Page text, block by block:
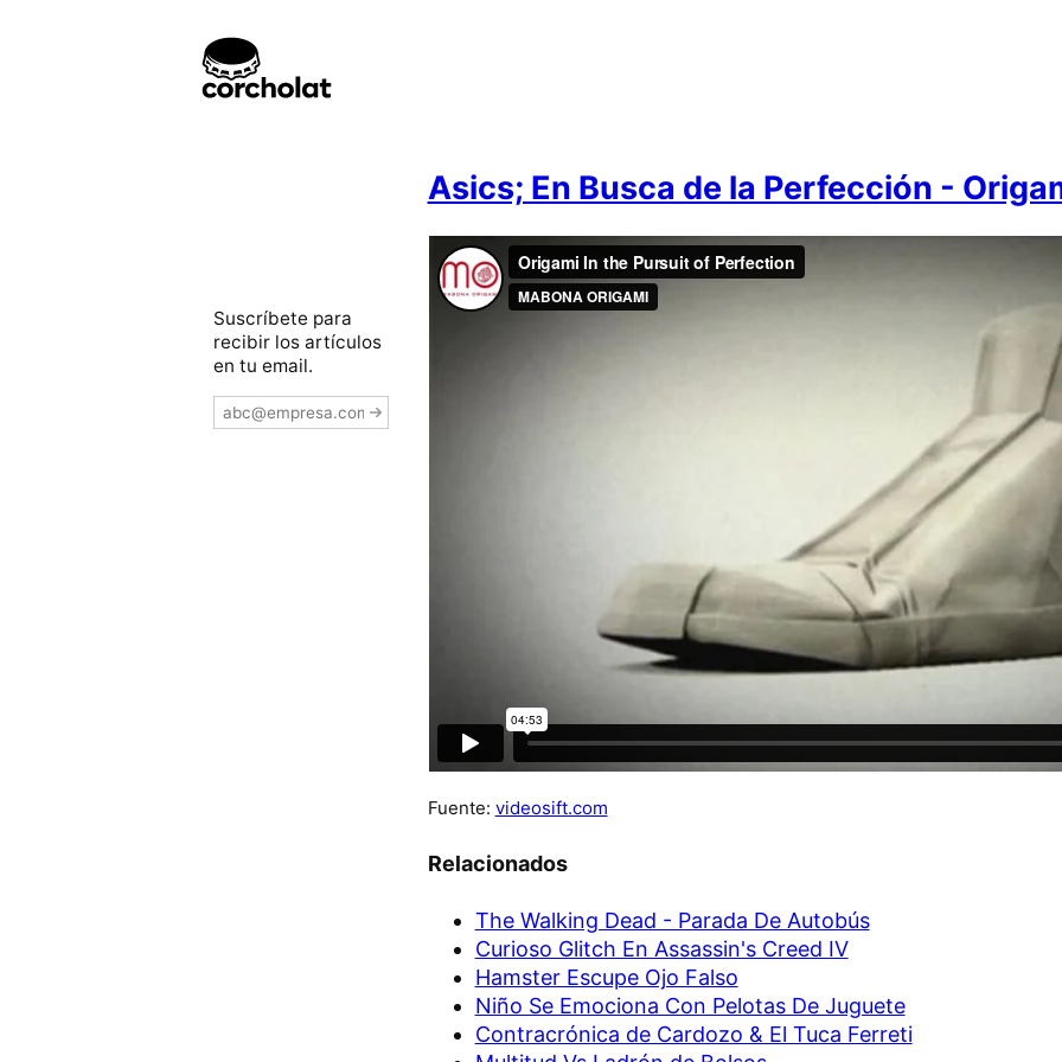
Asics; En Busca de la Perfección -
Fuente: videosift.com
Relacionados
The Walking Dead - Parada De Autobús
Curioso Glitch En Assassin's Creed IV
Hamster Escupe Ojo Falso
Niño Se Emociona Con Pelotas De Juguete
Contracrónica de Cardozo & El Tuca Ferreti
Suscríbete para
recibir los artículos
en tu email.